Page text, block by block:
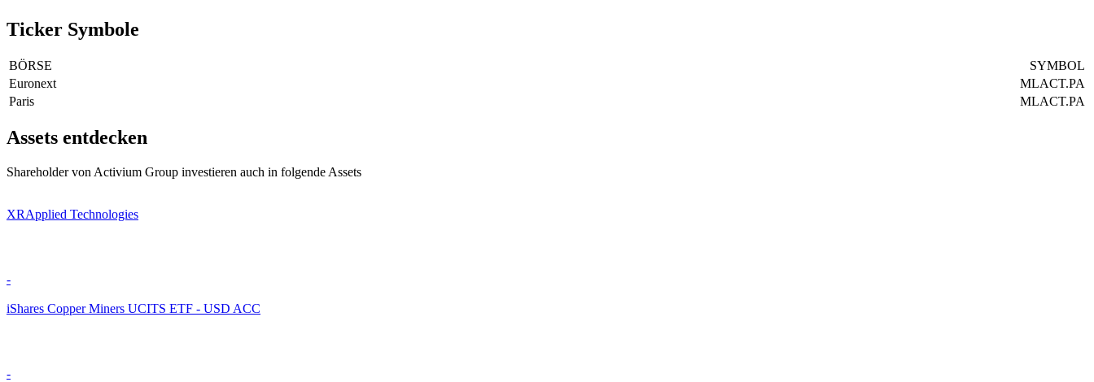
Ticker Symbole
BÖRSE
SYMBOL
Euronext
MLACT.PA
Paris
MLACT.PA
Assets entdecken
Shareholder von Activium Group investieren auch in folgende Assets
XRApplied Technologies
-
iShares Copper Miners UCITS ETF - USD ACC
-